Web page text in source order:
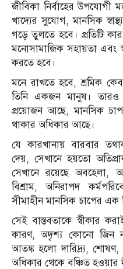
জীবিকা নির্বাহের উপযোগী
খাদ্যের সুযোগ, মানসিক
গড়ে তুলতে হবে। প্রতিটি
মনোসামাজিক সহায়তা এবং
করতে হবে।
মনে রাখতে হবে, শ্রমিক
তিনি একজন মানুষ। তারও
প্রয়োজন আছে, মানসিক
থাকার অধিকার আছে।
যে কারখানায় বারবার
দেয়, সেখানে হয়তো
সেখানে রয়েছে অবহেলা,
বিশ্রাম, অনিরাপদ
সীমাহীন মানসিক চাপের এক
সেই বাস্তবতাকে স্বীকার
কারণ, অদৃশ্য কোনো জিন
আতঙ্ক হলো দারিদ্র্য, শোষণ,
অধিকার থেকে বঞ্চিত হওয়ার